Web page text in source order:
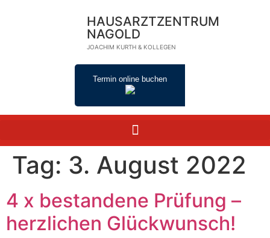
HAUSARZTZENTRUM
NAGOLD
JOACHIM KURTH & KOLLEGEN
Termin online buchen
Tag: 3. August 2022
4 x bestandene Prüfung –
herzlichen Glückwunsch!